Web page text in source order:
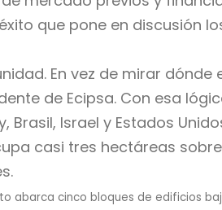
que pone en discusión
En vez de mirar dónde
de Ecipsa. Con esa
Israel y Estados
casi tres hectáreas
abarca cinco bloques de edificios